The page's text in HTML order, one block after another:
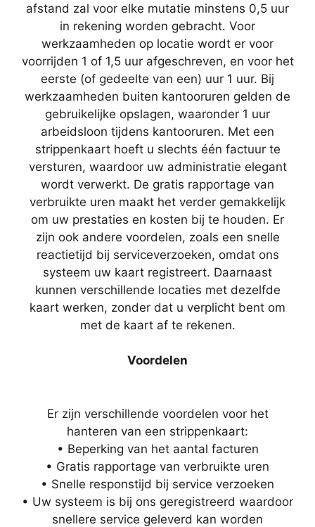
afstand zal voor elke mutatie minstens 0,5 uur
in rekening worden gebracht. Voor
werkzaamheden op locatie wordt er voor
voorrijden 1 of 1,5 uur afgeschreven, en voor het
eerste (of gedeelte van een) uur 1 uur. Bij
werkzaamheden buiten kantooruren gelden de
gebruikelijke opslagen, waaronder 1 uur
arbeidsloon tijdens kantooruren. Met een
strippenkaart hoeft u slechts één factuur te
versturen, waardoor uw administratie elegant
wordt verwerkt. De gratis rapportage van
verbruikte uren maakt het verder gemakkelijk
om uw prestaties en kosten bij te houden. Er
zijn ook andere voordelen, zoals een snelle
reactietijd bij serviceverzoeken, omdat ons
systeem uw kaart registreert. Daarnaast
kunnen verschillende locaties met dezelfde
kaart werken, zonder dat u verplicht bent om
met de kaart af te rekenen.
Voordelen
Er zijn verschillende voordelen voor het
hanteren van een strippenkaart:
• Beperking van het aantal facturen
• Gratis rapportage van verbruikte uren
• Snelle responstijd bij service verzoeken
• Uw systeem is bij ons geregistreerd waardoor
snellere service geleverd kan worden